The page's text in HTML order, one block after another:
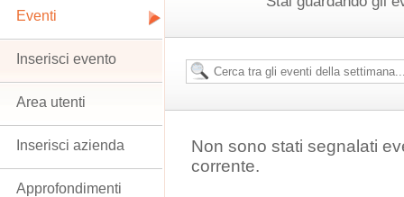
Non sono stati segnalati
corrente.
Eventi
Inserisci evento
Area utenti
Inserisci azienda
Approfondimenti